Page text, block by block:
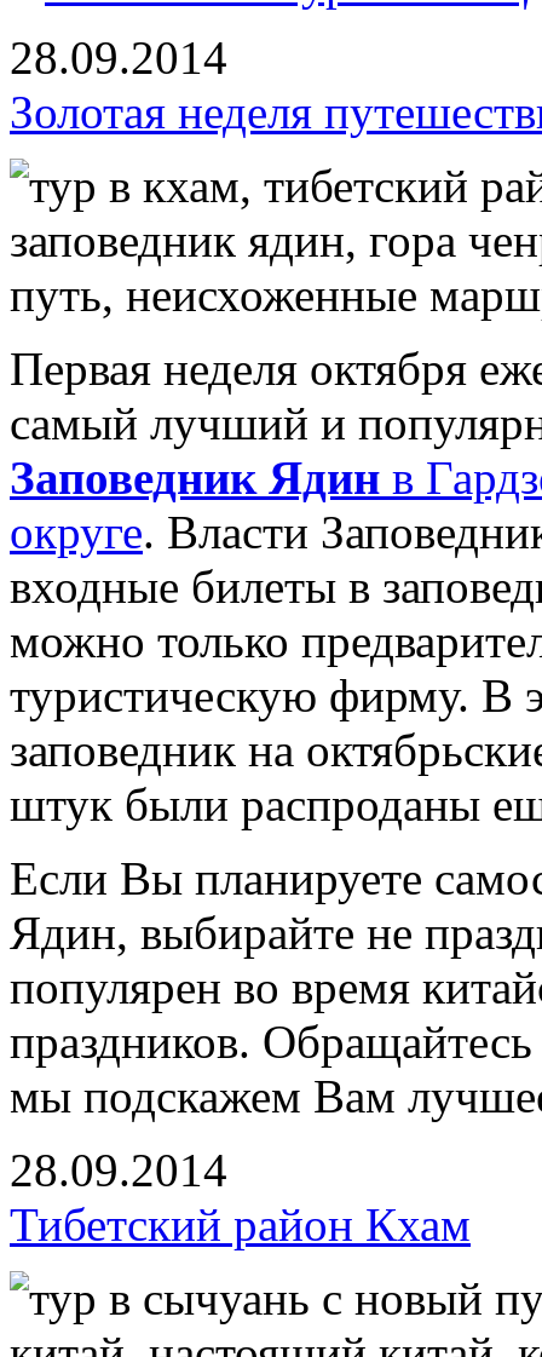
28.09.2014
Золотая неделя
Первая неделя октября
самый лучший и
Заповедник Ядин в
округе. Власти
входные билеты в
можно только
туристическую фирму. В
заповедник на
штук были распроданы
Если Вы планируете
Ядин, выбирайте не
популярен во время
праздников.
мы подскажем Вам
28.09.2014
Тибетский район Кхам